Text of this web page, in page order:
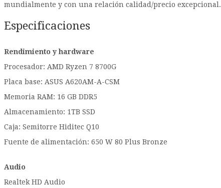
mundialmente y con una relación calidad/precio excepcional.
Especificaciones
Rendimiento y hardware
Procesador: AMD Ryzen 7 8700G
Placa base: ASUS A620AM-A-CSM
Memoria RAM: 16 GB DDR5
Almacenamiento: 1TB SSD
Caja: Semitorre Hiditec Q10
Fuente de alimentación: 650 W 80 Plus Bronze
Audio
Realtek HD Audio